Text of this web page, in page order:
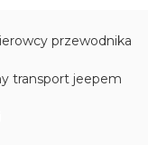
przewodnika
transport jeepem